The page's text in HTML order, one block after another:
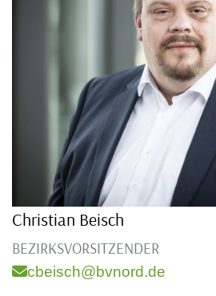
Christian Beisch
BEZIRKSVORSITZENDER
cbeisch@bvnord.de